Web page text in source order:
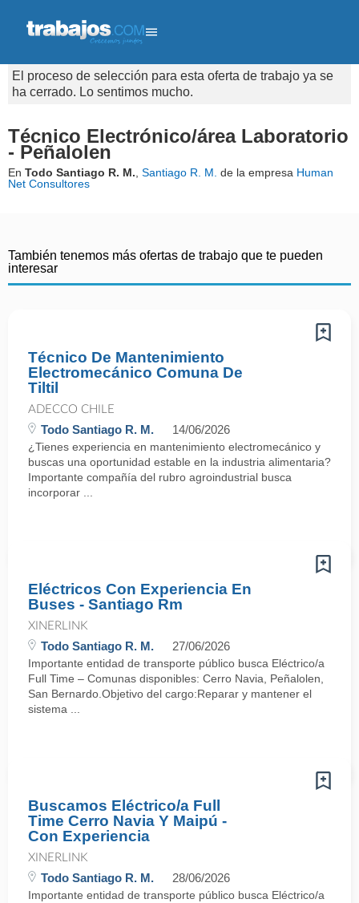
El proceso de selección para esta oferta de trabajo ya se
ha cerrado. Lo sentimos mucho.
Técnico Electrónico/área Laboratorio
- Peñalolen
En Todo Santiago R. M. Santiago R. M. de la empresa Human
Net Consultores
También tenemos más ofertas de trabajo que te pueden
interesar
Técnico De Mantenimiento
Electromecánico Comuna De
Tiltil
ADECCO CHILE
Todo Santiago R. M. 14/06/2026
¿Tienes experiencia en mantenimiento electromecánico y
buscas una oportunidad estable en la industria alimentaria?
Importante compañía del rubro agroindustrial busca
incorporar ...
Eléctricos Con Experiencia En
Buses - Santiago Rm
XINERLINK
Todo Santiago R. M. 27/06/2026
Importante entidad de transporte público busca Eléctrico/a
Full Time – Comunas disponibles: Cerro Navia, Peñalolen,
San Bernardo.Objetivo del cargo:Reparar y mantener el
sistema ...
Buscamos Eléctrico/a Full
Time Cerro Navia Y Maipú -
Con Experiencia
XINERLINK
Todo Santiago R. M. 28/06/2026
Importante entidad de transporte público busca Eléctrico/a